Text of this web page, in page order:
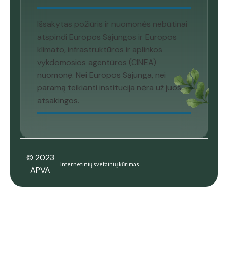
Išsakytas požiūris ir nuomonės nebūtinai
atspindi Europos Sąjungos ir Europos
klimato, infrastruktūros ir aplinkos
vykdomosios agentūros (CINEA)
nuomonę. Nei Europos Sąjunga, nei
paramą teikianti institucija nėra už juos
atsakingos.
© 2023
APVA
Internetinių svetainių kūrimas